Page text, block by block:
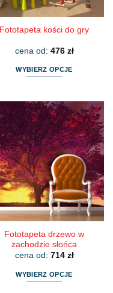
produktu
Fototapeta kości do gry
cena od: 476 zł
WYBIERZ OPCJE
ma
wiele
wariantów.
Opcje
można
wybrać
na
stronie
produktu
Fototapeta drzewo w
zachodzie słońca
cena od: 714 zł
WYBIERZ OPCJE